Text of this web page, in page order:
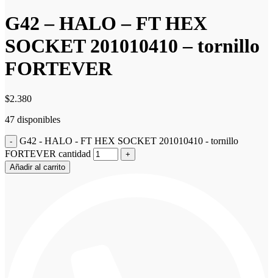
G42 – HALO – FT HEX
SOCKET 201010410 – tornillo
FORTEVER
$2.380
47 disponibles
G42 - HALO - FT HEX SOCKET 201010410 - tornillo
FORTEVER cantidad
Añadir al carrito